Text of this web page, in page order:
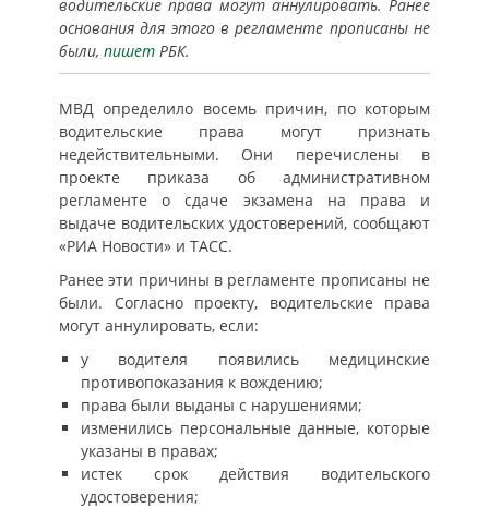
водительские права могут аннулировать. Ранее
основания для этого в регламенте прописаны не
были, пишет РБК.
МВД определило восемь причин, по которым
водительские права могут признать
недействительными. Они перечислены в
проекте приказа об административном
регламенте о сдаче экзамена на права и
выдаче водительских удостоверений, сообщают
«РИА Новости» и ТАСС.
Ранее эти причины в регламенте прописаны не
были. Согласно проекту, водительские права
могут аннулировать, если:
у водителя появились медицинские
противопоказания к вождению;
права были выданы с нарушениями;
изменились персональные данные, которые
указаны в правах;
истек срок действия водительского
удостоверения;